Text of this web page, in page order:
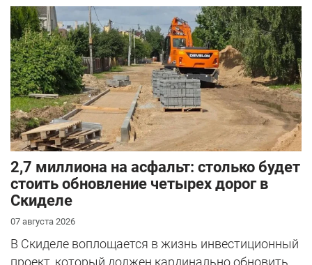
2,7 миллиона на асфальт: столько будет
стоить обновление четырех дорог в
Скиделе
07 августа 2026
В Скиделе воплощается в жизнь инвестиционный